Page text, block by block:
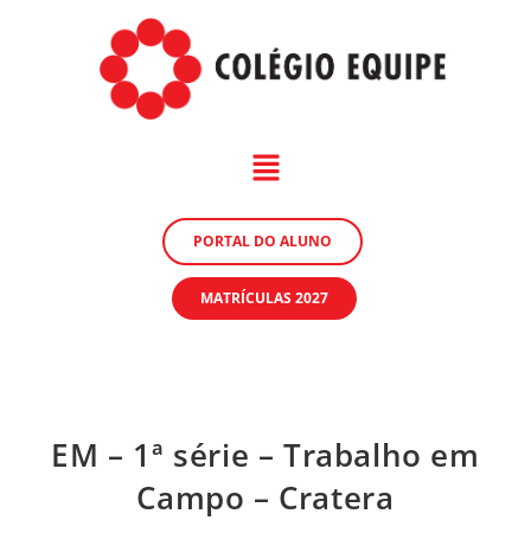
PORTAL DO ALUNO
MATRÍCULAS 2027
EM – 1ª série – Trabalho em
Campo – Cratera